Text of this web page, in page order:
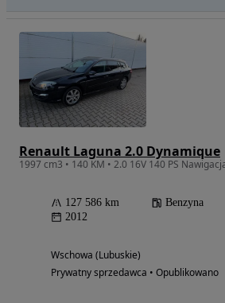
Renault Laguna 2.0 Dynamique
127 586 km Benzyna
2012
Wschowa (Lubuskie)
Prywatny sprzedawca • Opublikowano